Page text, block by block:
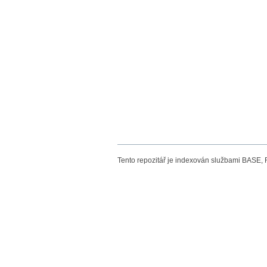
Tento repozitář je indexován službami BASE,